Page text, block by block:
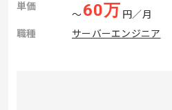
単価
〜60万 円／月
職種
サーバーエンジニア